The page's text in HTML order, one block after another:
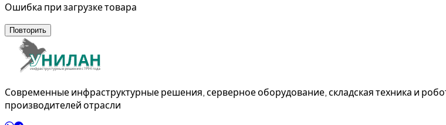
Ошибка при загрузке товара
Повторить
Современные инфраструктурные решения, серверное оборудование, складская техника и
производителей отрасли